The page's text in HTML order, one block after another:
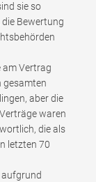
sie so
Bewertung
am Vertrag
gesamten
aber die
waren
die als
letzten 70
aufgrund